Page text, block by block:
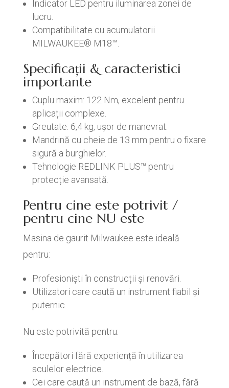
Indicator LED pentru iluminarea zonei de
lucru.
Compatibilitate cu acumulatorii
MILWAUKEE® M18™.
Specificații & caracteristici
importante
Cuplu maxim: 122 Nm, excelent pentru
aplicații complexe.
Greutate: 6,4 kg, ușor de manevrat.
Mandrină cu cheie de 13 mm pentru o fixare
sigură a burghielor.
Tehnologie REDLINK PLUS™ pentru
protecție avansată.
Pentru cine este potrivit /
pentru cine NU este
Masina de gaurit Milwaukee este ideală
pentru:
Profesioniști în construcții și renovări.
Utilizatori care caută un instrument fiabil și
puternic.
Nu este potrivită pentru:
Începători fără experiență în utilizarea
sculelor electrice.
Cei care caută un instrument de bază, fără